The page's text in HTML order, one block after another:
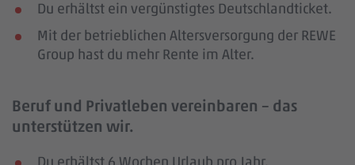
Du erhältst ein vergünstigtes Deutschlandticket.
Mit der betrieblichen Altersversorgung der REWE
Group hast du mehr Rente im Alter.
Beruf und Privatleben vereinbaren – das
unterstützen wir.